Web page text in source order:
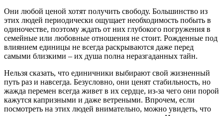
Они любой ценой хотят получить свободу. Большинство из
этих людей периодически ощущает необходимость побыть в
одиночестве, поэтому ждать от них глубокого погружения в
семейные или любовные отношения не стоит. Рожденные под
влиянием единицы не всегда раскрываются даже перед
самыми близкими – их душа полна неразгаданных тайн.
Нельзя сказать, что единичники выбирают свой жизненный
путь раз и навсегда. Безусловно, они ценят стабильность, но
жажда перемен всегда живет в их сердце, из-за чего они порой
кажутся капризными и даже ветреными. Впрочем, если
посмотреть на этих людей внимательно, можно увидеть, что